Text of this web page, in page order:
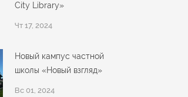
City Library»
Чт 17, 2024
Новый кампус частной
школы «Новый взгляд»
Вс 01, 2024